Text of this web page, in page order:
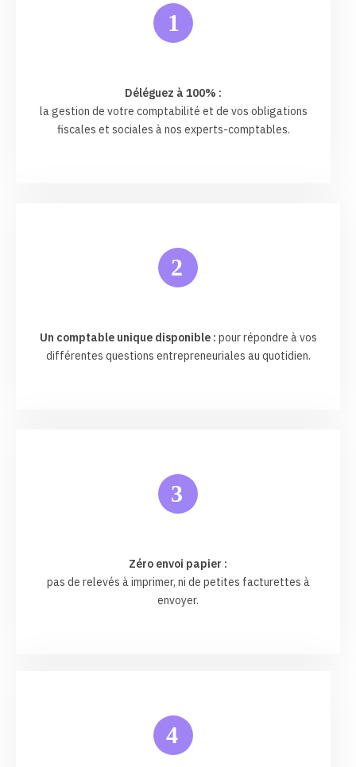
1
Déléguez à 100% :
la gestion de votre comptabilité et de vos obligations
fiscales et sociales à nos experts-comptables.
2
Un comptable unique disponible : pour répondre à vos
différentes questions entrepreneuriales au quotidien.
3
Zéro envoi papier :
pas de relevés à imprimer, ni de petites facturettes à
envoyer.
4